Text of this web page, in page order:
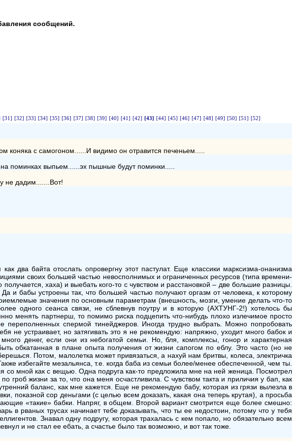
сообщений.
[31] [32] [33] [34] [35] [36] [37] [38] [39] [40] [41] [42] [43] [44] [45] [46] [47] [48] [49] [50] [51] [52]
с самогоном......И видимо он отравится печеньем.....
поминках выпьем......эх пышные будут поминки.....
не дадим.......Вот!
байта отослать опровергну этот пастулат. Еще классики марксизма-онанизма
своих большей частью невосполнимых и ограниченных ресурсов (типа времени-
хаха) и выебать кого-то с чувством и расстановкой – две большие разницы.
и бабы устроены так, что большей частью получают оргазм от человека, к которому
значения по основным параметрам (внешность, мозги, умение делать что-то
одного сеанса связи, не сблевнув поутру и в которую (АХТУНГ-2!) хотелось бы
менять партнерш, то помимо риска подцепить что-нибудь плохо излечимое просто
переполненных спермой тинейджеров. Иногда трудно выбрать. Можно попробовать
не устраивает, но затягивать это я не рекомендую: напряжно, уходит много бабок и
денег, если они из небогатой семьи. Но, бля, комплексы, гонор и характерная
обкатанная в плане опыта получения от жизни сапогом по еблу. Это часто (но не
Потом, малолетка может привязаться, а нахуй нам бритвы, колеса, электричка
избегайте мезальянса, т.е. когда баба из семьи более/менее обеспеченной, чем ты.
мной как с вещью. Одна подруга как-то предложила мне на ней женица. Посмотрел
жизни за то, что она меня осчастливила. С чувством такта и приличия у бап, как
баланс, как мне кажется. Еще не рекомендую бабу, которая из грязи вылезла в
показной сор деньгами (с целью всем доказать, какая она теперь крутая), а просьба
«такие» бабки. Напряг, в общем. Второй вариант смотрится еще более смешно:
в рваных трусах начинает тебе доказывать, что ты ее недостоин, потому что у тебя
Знавал одну подругу, которая трахалась с кем попало, но обязательно всем
и не стал ее ебать, а счастье было так возможно, и вот так тоже.